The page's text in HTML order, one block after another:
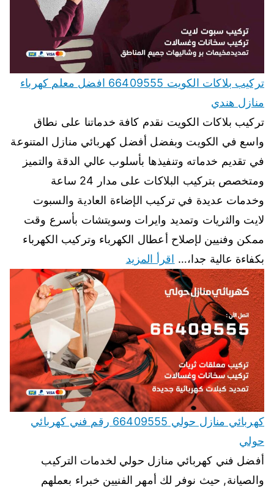
تركيب بلاكات الكويت 66409555 افضل معلم كهرباء
منازل هندي
تركيب بلاكات الكويت نقدم كافة خدماتنا على نطاق
واسع في الكويت وبفضل أفضل كهربائي منازل المتنوعة
في تقديم خدماته وتنفيذها بأسلوب عالي الدقة والتميز
ومتخصص بتركيب البلاكات على مدار 24 ساعة
وخدمات عديدة في تركيب الإضاءة العادية والسبوت
لايت والثريات وتمديد وايرات وسويتشات بأسرع وقت
ممكن وفنيين لإصلاح أعطال الكهرباء وتركيب الكهرباء
بكفاءة عالية جدا،… اقرأ المزيد
كهربائي منازل حولي 66409555 رقم فني كهربائي
حولي
أفضل فني كهربائي منازل حولي لخدمات التركيب
والصيانة, حيث نوفر لك أمهر الفنيين خبراء بعملهم